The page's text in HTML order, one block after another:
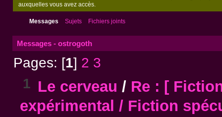
auxquelles vous avez accès.
Messages Sujets Fichiers joints
Messages - ostrogoth
Pages: [1] 2 3
1 Le cerveau / Re : [
expérimental / Fiction